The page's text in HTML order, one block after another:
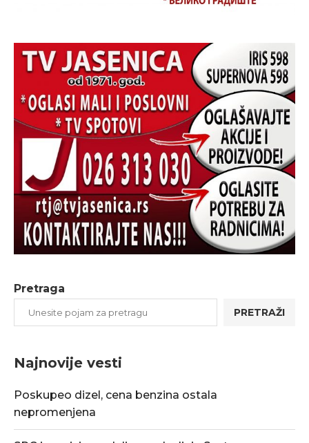
Pretraga
PRETRAŽI
Najnovije vesti
Poskupeo dizel, cena benzina ostala
nepromenjena